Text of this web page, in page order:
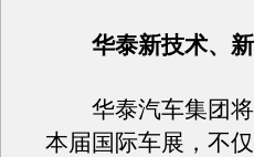
华泰新技术、
华泰汽车集团将
本届国际车展，不